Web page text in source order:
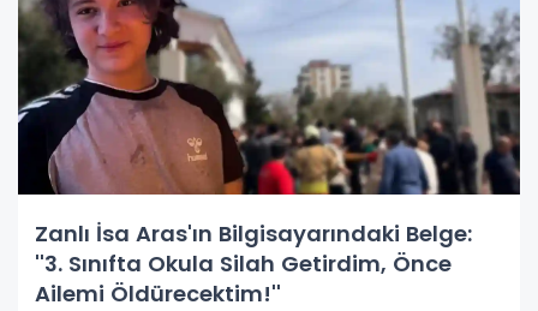
Zanlı İsa Aras'ın Bilgisayarındaki Belge:
''3. Sınıfta Okula Silah Getirdim, Önce
Ailemi Öldürecektim!''